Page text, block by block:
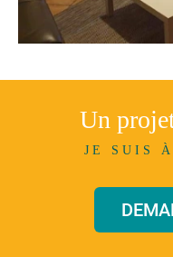
Un
JE SUIS